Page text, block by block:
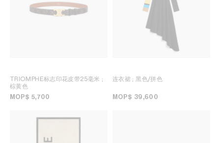
TRIOMPHE标志印花皮带25毫米 ;
棕黄色
MOP$ 5,700
连衣裙 ; 黑色/拼色
MOP$ 39,600